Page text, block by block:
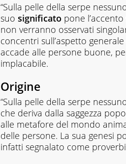
“Sulla pelle della serpe
suo significato pone
non verranno osservati
concentri sull’aspetto
accade alle persone buone,
implacabile.
Origine
“Sulla pelle della serpe
che deriva dalla saggezza
alle metafore del mondo
delle persone. La sua genesi
infatti segnalato come